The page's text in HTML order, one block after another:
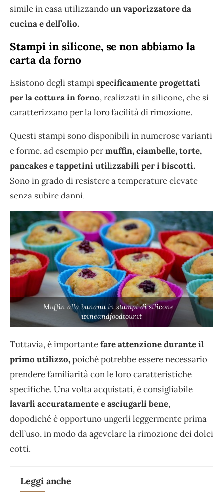
simile in casa utilizzandoun vaporizzatore da
cucina e dell’olio.
Stampi in silicone, se non abbiamo la
carta da forno
Esistono degli stampispecificamente progettati
per la cottura in forno, realizzati in silicone, che si
caratterizzano per la loro facilità di rimozione.
Questi stampi sono disponibili in numerose varianti
e forme, ad esempio permuffin, ciambelle, torte,
pancakes e tappetini utilizzabili per i biscotti.
Sono in grado di resistere a temperature elevate
senza subire danni.
Muffin alla banana in stampi di silicone –
wineandfoodtour.it
Tuttavia, è importantefare attenzione durante il
primo utilizzo,poiché potrebbe essere necessario
prendere familiarità con le loro caratteristiche
specifiche. Una volta acquistati, è consigliabile
lavarli accuratamente e asciugarli bene,
dopodiché è opportuno ungerli leggermente prima
dell’uso, in modo da agevolare la rimozione dei dolci
cotti.
Leggi anche